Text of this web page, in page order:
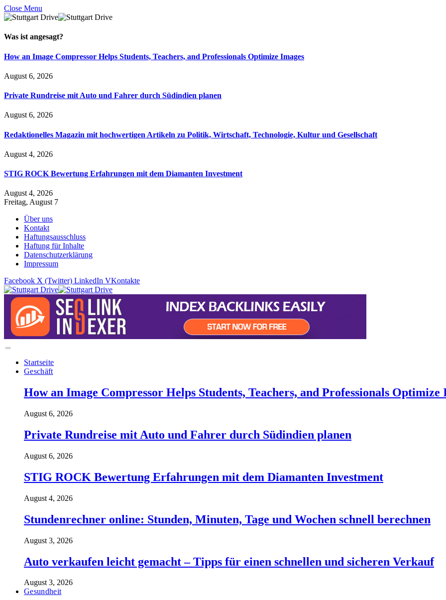
Close Menu
Was ist angesagt?
How an Image Compressor Helps Students, Teachers, and Professionals Optimize Images
August 6, 2026
Private Rundreise mit Auto und Fahrer durch Südindien planen
August 6, 2026
Redaktionelles Magazin mit hochwertigen Artikeln zu Politik, Wirtschaft, Technologie, Kultur und Gesellschaft
August 4, 2026
STIG ROCK Bewertung Erfahrungen mit dem Diamanten Investment
August 4, 2026
Freitag, August 7
Über uns
Kontakt
Haftungsausschluss
Haftung für Inhalte
Datenschutzerklärung
Impressum
Facebook X (Twitter) LinkedIn VKontakte
Startseite
Geschäft
How an Image Compressor Helps Students, Teachers, and Professionals Optimize
August 6, 2026
Private Rundreise mit Auto und Fahrer durch Südindien planen
August 6, 2026
STIG ROCK Bewertung Erfahrungen mit dem Diamanten Investment
August 4, 2026
Stundenrechner online: Stunden, Minuten, Tage und Wochen schnell berechnen
August 3, 2026
Auto verkaufen leicht gemacht – Tipps für einen schnellen und sicheren Verkauf
August 3, 2026
Gesundheit